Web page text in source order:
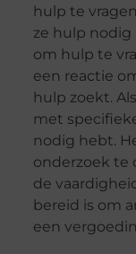
hulp te
ze hulp nodig
om hulp te
een reactie
hulp zoekt.
met
nodig hebt.
onderzoek te
de
bereid is om
een